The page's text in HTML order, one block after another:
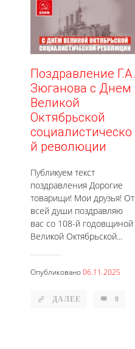
Поздравление Г.А.
Зюганова с Днем
Великой
Октябрьской
социалистическо
й революции
Публикуем текст
поздравления Дорогие
товарищи! Мои друзья! От
всей души поздравляю
вас со 108-й годовщиной
Великой Октябрьской...
Опубликовано06.11.2025
ДАЛЕЕ 0